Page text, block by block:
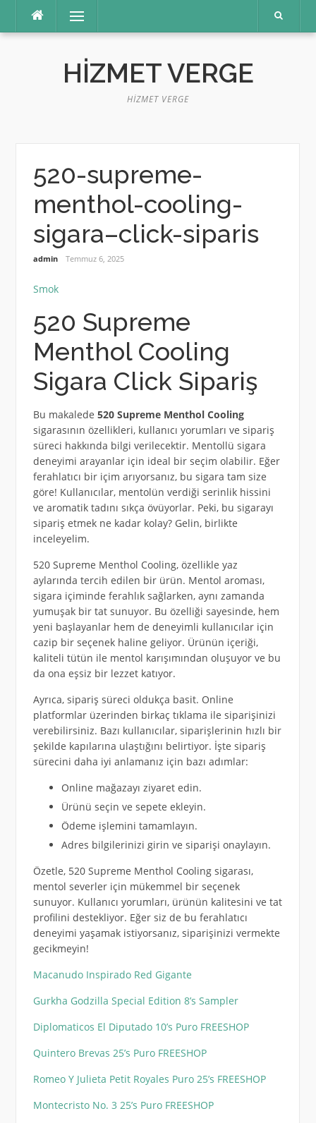
Menü
HIZMET VERGE
HIZMET VERGE
520-supreme-
menthol-cooling-
sigara–click-siparis
admin Temmuz 6, 2025
Smok
520 Supreme
Menthol Cooling
Sigara Click Sipariş
Bu makalede 520 Supreme Menthol Cooling
sigarasının özellikleri, kullanıcı yorumları ve sipariş
süreci hakkında bilgi verilecektir. Mentollü sigara
deneyimi arayanlar için ideal bir seçim olabilir. Eğer
ferahlatıcı bir içim arıyorsanız, bu sigara tam size
göre! Kullanıcılar, mentolün verdiği serinlik hissini
ve aromatik tadını sıkça övüyorlar. Peki, bu sigarayı
sipariş etmek ne kadar kolay? Gelin, birlikte
inceleyelim.
520 Supreme Menthol Cooling, özellikle yaz
aylarında tercih edilen bir ürün. Mentol aroması,
sigara içiminde ferahlık sağlarken, aynı zamanda
yumuşak bir tat sunuyor. Bu özelliği sayesinde, hem
yeni başlayanlar hem de deneyimli kullanıcılar için
cazip bir seçenek haline geliyor. Ürünün içeriği,
kaliteli tütün ile mentol karışımından oluşuyor ve bu
da ona eşsiz bir lezzet katıyor.
Ayrıca, sipariş süreci oldukça basit. Online
platformlar üzerinden birkaç tıklama ile siparişinizi
verebilirsiniz. Bazı kullanıcılar, siparişlerinin hızlı bir
şekilde kapılarına ulaştığını belirtiyor. İşte sipariş
sürecini daha iyi anlamanız için bazı adımlar:
Online mağazayı ziyaret edin.
Ürünü seçin ve sepete ekleyin.
Ödeme işlemini tamamlayın.
Adres bilgilerinizi girin ve siparişi onaylayın.
Özetle, 520 Supreme Menthol Cooling sigarası,
mentol severler için mükemmel bir seçenek
sunuyor. Kullanıcı yorumları, ürünün kalitesini ve tat
profilini destekliyor. Eğer siz de bu ferahlatıcı
deneyimi yaşamak istiyorsanız, siparişinizi vermekte
gecikmeyin!
Macanudo Inspirado Red Gigante
Gurkha Godzilla Special Edition 8’s Sampler
Diplomaticos El Diputado 10’s Puro FREESHOP
Quintero Brevas 25’s Puro FREESHOP
Romeo Y Julieta Petit Royales Puro 25’s FREESHOP
Montecristo No. 3 25’s Puro FREESHOP